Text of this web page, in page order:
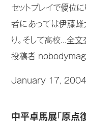
セットプレイで優位
者にあっては伊藤雄
り。そして高校...全文
投稿者
January 17, 2004
中平卓馬展「原